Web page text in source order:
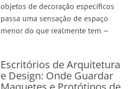
objetos de decoração específicos
passa uma sensação de espaço
menor do que realmente tem —
Escritórios de Arquitetura
e Design: Onde Guardar